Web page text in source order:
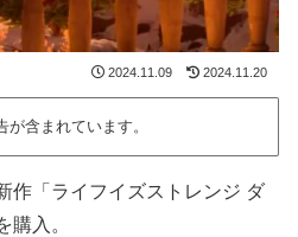
2024.11.09 2024.11.20
が含まれています。
作「ライフイズストレンジ ダ
購入。